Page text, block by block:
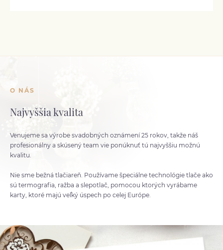
O NÁS
Najvyššia kvalita
Venujeme sa výrobe svadobných oznámení 25 rokov, takže náš
profesionálny a skúsený team vie ponúknuť tú najvyššiu možnú
kvalitu.
Nie sme bežná tlačiareň. Používame špeciálne technológie tlače ako
sú termografia, ražba a slepotlač, pomocou ktorých vyrábame
karty, ktoré majú veľký úspech po celej Európe.